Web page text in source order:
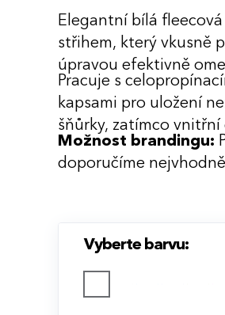
Elegantní bílá
střihem, který vkusně
úpravou efektivně
Pracuje s
kapsami pro uložení
šňůrky, zatímco
Možnost brandingu:
doporučíme
Vyberte barvu: